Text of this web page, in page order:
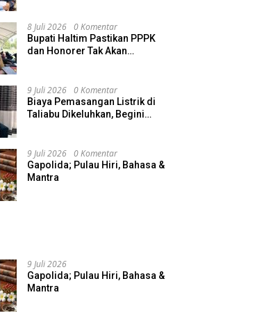
8 Juli 2026 0 Komentar
Bupati Haltim Pastikan PPPK
dan Honorer Tak Akan
9 Juli 2026 0 Komentar
Biaya Pemasangan Listrik di
Taliabu Dikeluhkan, Begini
9 Juli 2026 0 Komentar
Gapolida; Pulau Hiri, Bahasa &
Mantra
9 Juli 2026
Gapolida; Pulau Hiri, Bahasa &
Mantra